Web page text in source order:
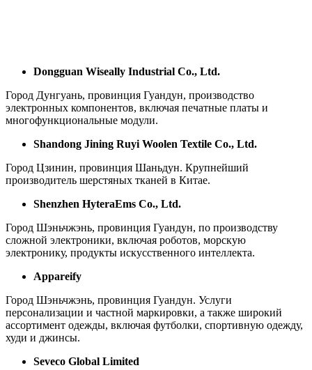
Dongguan Wiseally Industrial Co., Ltd.
Город Дунгуань, провинция Гуандун, производство
электронных компонентов, включая печатные платы и
многофункциональные модули.
Shandong Jining Ruyi Woolen Textile Co., Ltd.
Город Цзинин, провинция Шаньдун. Крупнейший
производитель шерстяных тканей в Китае.
Shenzhen HyteraEms Co., Ltd.
Город Шэньчжэнь, провинция Гуандун, по производству
сложной электроники, включая роботов, морскую
электронику, продукты искусственного интеллекта.
Appareify
Город Шэньчжэнь, провинция Гуандун. Услуги
персонализации и частной маркировки, а также широкий
ассортимент одежды, включая футболки, спортивную одежду,
худи и джинсы.
Seveco Global Limited